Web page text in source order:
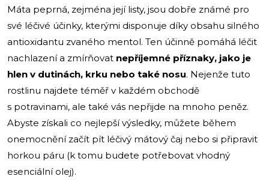
Máta peprná, zejména její listy, jsou dobře známé pro
své léčivé účinky, kterými disponuje díky obsahu silného
antioxidantu zvaného mentol. Ten účinně pomáhá léčit
nachlazení a zmírňovat nepříjemné příznaky, jako je
hlen v dutinách, krku nebo také nosu. Nejenže tuto
rostlinu najdete téměř v každém obchodě
s potravinami, ale také vás nepřijde na mnoho peněz.
Abyste získali co nejlepší výsledky, můžete během
onemocnění začít pít léčivý mátový čaj nebo si připravit
horkou páru (k tomu budete potřebovat vhodný
esenciální olej).